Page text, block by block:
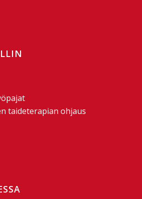
taideterapian ohjaus